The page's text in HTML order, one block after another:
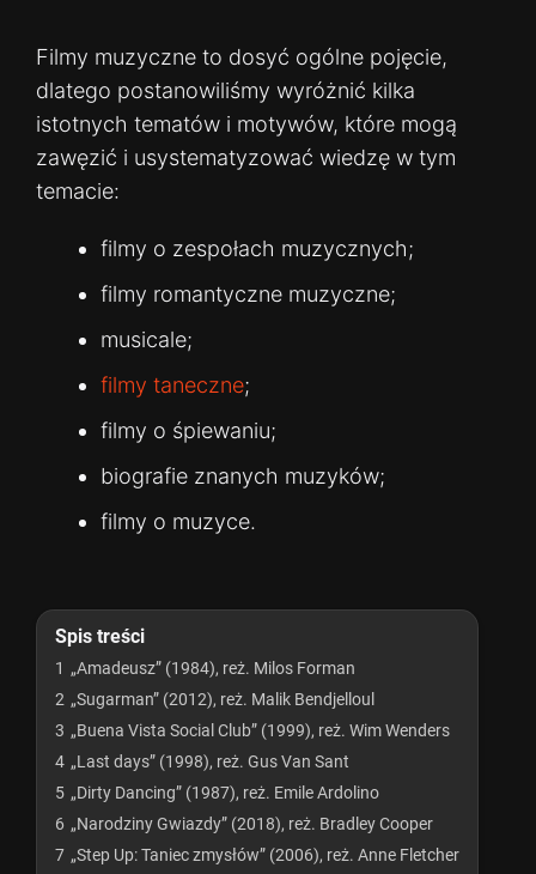
Filmy muzyczne to dosyć ogólne pojęcie,
dlatego postanowiliśmy wyróżnić kilka
istotnych tematów i motywów, które mogą
zawęzić i usystematyzować wiedzę w tym
temacie:
filmy o zespołach muzycznych;
filmy romantyczne muzyczne;
musicale;
filmy taneczne;
filmy o śpiewaniu;
biografie znanych muzyków;
filmy o muzyce.
Spis treści
1 „Amadeusz” (1984), reż. Milos Forman
2 „Sugarman” (2012), reż. Malik Bendjelloul
3 „Buena Vista Social Club” (1999), reż. Wim Wenders
4 „Last days” (1998), reż. Gus Van Sant
5 „Dirty Dancing” (1987), reż. Emile Ardolino
6 „Narodziny Gwiazdy” (2018), reż. Bradley Cooper
7 „Step Up: Taniec zmysłów” (2006), reż. Anne Fletcher